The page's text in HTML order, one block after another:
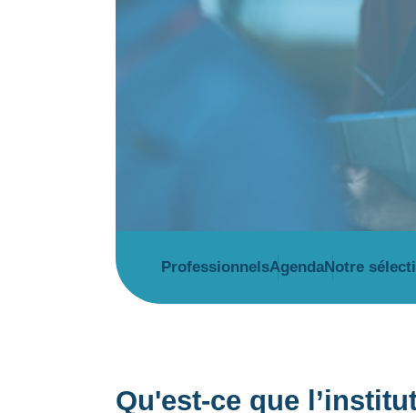
ProfessionnelsAgendaNotre
Qu'est-ce que